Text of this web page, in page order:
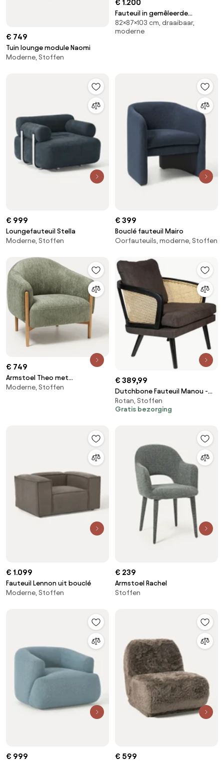
€ 749
Tuin lounge module Naomi
Moderne, Stoffen
€ 1.200
Fauteuil in gemêleerde
badstof, Oscar, Emmanuel
Gallina
82×87×103 cm, draaibaar,
moderne
€ 999
Loungefauteuil Stella
Moderne, Stoffen
€ 399
Bouclé fauteuil Mairo
Oorfauteuils, moderne, Stoffen
€ 749
Armstoel Theo met
essenhouten poten
Moderne, Stoffen
€ 389,99
Dutchbone Fauteuil Manou -
Rotan - Grijs
Rotan, Stoffen
Gratis bezorging
€ 1.099
Fauteuil Lennon uit bouclé
Moderne, Stoffen
€ 239
Armstoel Rachel
Stoffen
€ 999 € 599